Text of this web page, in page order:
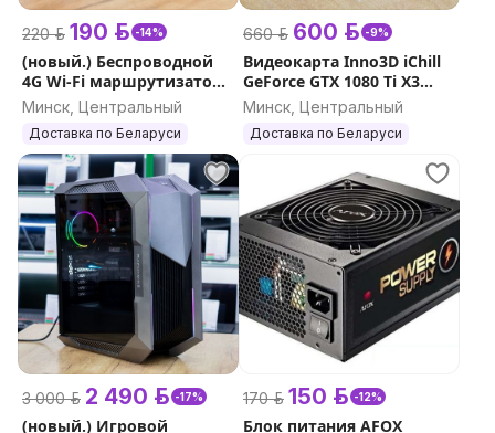
220 р. 190 р. -14%
(новый.) Беспроводной
4G Wi-Fi маршрутизатор
(роутер) TP-Link TL-MR150
Минск, Центральный
Доставка по Беларуси
660 р. 600 р. -9%
Видеокарта Inno3D iChill
GeForce GTX 1080 Ti X3
11GB GDDR5X (C108T3C-
1SDN-Q6MNX)
Минск, Центральный
Доставка по Беларуси
3 000 р. 2 490 р. -17%
(новый.) Игровой
170 р. 150 р. -12%
Блок питания AFOX